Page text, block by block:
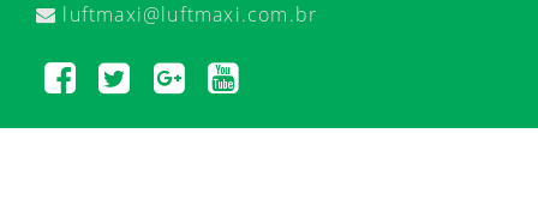
luftmaxi@luftmaxi.com.br